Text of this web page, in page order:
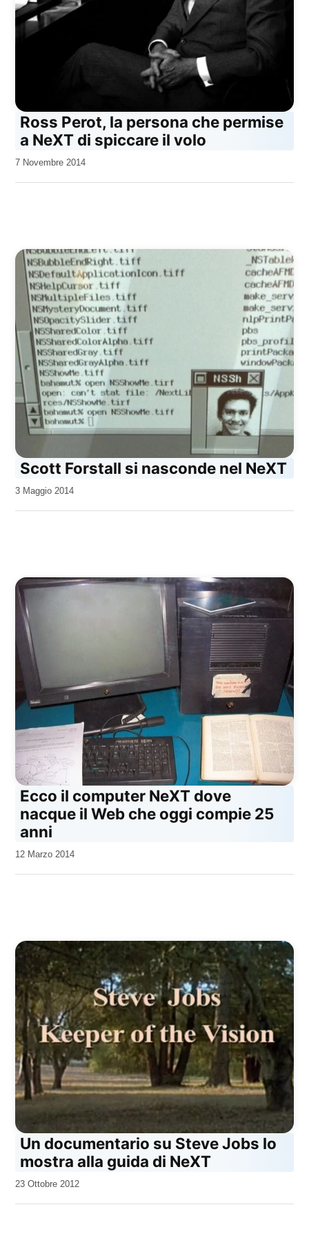
Ross Perot, la persona che permise
a NeXT di spiccare il volo
da
7 Novembre 2014
Scott Forstall si nasconde nel NeXT
da
3 Maggio 2014
Ecco il computer NeXT dove
nacque il Web che oggi compie 25
anni
da
12 Marzo 2014
Un documentario su Steve Jobs lo
mostra alla guida di NeXT
da
23 Ottobre 2012